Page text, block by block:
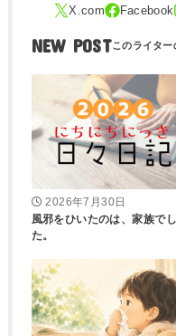
NEW POST
2026年7月30日
風邪をひいたのは、家族でし
た。